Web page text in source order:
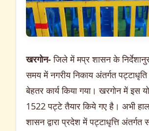
खरगोन-जिले में मप्र शासन के
समय में नगरीय निकाय अंतर्गत
बेहतर कार्य किया गया। खरगोन में इस
1522पट्टे तैयार किये गए है। अभी
शासन द्वारा प्रदेश मेंपट्टाधृत्ति अंतर्गत